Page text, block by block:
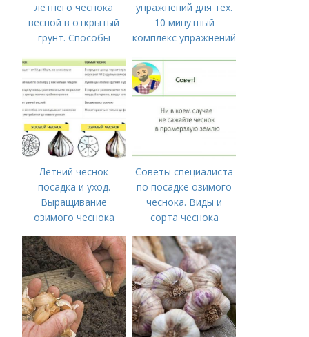
летнего чеснока
весной в открытый
грунт. Способы
упражнений для тех.
10 минутный
комплекс упражнений
времени на спорт
Летний чеснок
посадка и уход.
Выращивание
озимого чеснока
Советы специалиста
по посадке озимого
чеснока. Виды и
сорта чеснока